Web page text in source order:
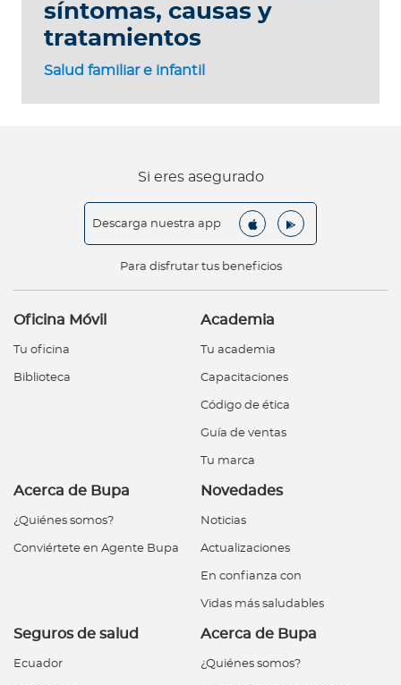
Salud familiar e infantil
síntomas, causas y
tratamientos
Si eres asegurado
Descarga nuestra app
Para disfrutar tus beneficios
Oficina Móvil
Tu oficina
Biblioteca
Academia
Tu academia
Capacitaciones
Código de ética
Guía de ventas
Tu marca
Acerca de Bupa
¿Quiénes somos?
Conviértete en Agente Bupa
Novedades
Noticias
Actualizaciones
En confianza con
Vidas más saludables
Seguros de salud
Ecuador
Acerca de Bupa
¿Quiénes somos?